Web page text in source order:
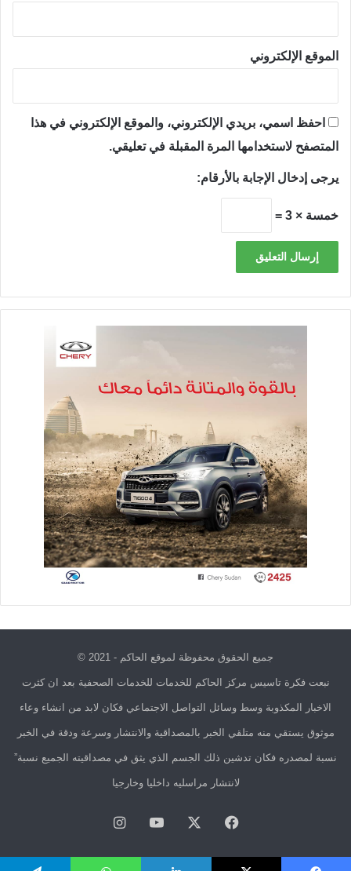
الموقع الإلكتروني
احفظ اسمي، بريدي الإلكتروني، والموقع الإلكتروني في هذا
المتصفح لاستخدامها المرة المقبلة في تعليقي.
يرجى إدخال الإجابة بالأرقام:
خمسة × 3 =
جميع الحقوق محفوظة لموقع الحاكم - 2021 ©
نبعت فكرة تاسيس مركز الحاكم للخدمات للخدمات الصحفية بعد ان كثرت
الاخبار المكذوبة وسط وسائل التواصل الاجتماعي فكان لابد من انشاء وعاء
موثوق يستقي منه متلقي الخبر بالمصداقية والانتشار وسرعة ودقة في الخبر
نسبة لمصدره فكان تدشين ذلك الجسم الذي يثق في مصداقيته الجميع نسبة”
لانتشار مراسليه داخليا وخارجيا
فيسبوك يوتيوبانستقرام